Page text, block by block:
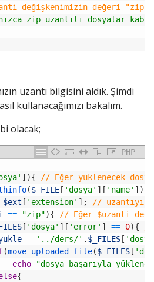
değişkenimizin değeri "zip"
zip uzantılı dosyalar
uzantı bilgisini aldık. Şimdi
kullanacağımızı bakalım.
olacak;
PHP
] ){
// Eğer yüklenecek
($_FILE [ 'dosya' ] [ 'name' ] )
$ext [ 'extension' ] ;
// uzantıyı
== "zip"){
// Eğer $uzanti
[ 'dosya' ] [ 'error' ] == 0){
= '../ders/' . $_FILES [
(move_uploaded_file($_FILES [
echo
"dosya başarıyla
{